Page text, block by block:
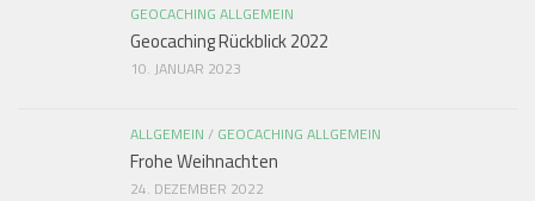
GEOCACHING ALLGEMEIN
Geocaching Rückblick 2022
10. JANUAR 2023
ALLGEMEIN / GEOCACHING ALLGEMEIN
Frohe Weihnachten
24. DEZEMBER 2022